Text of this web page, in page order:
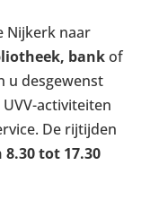
Nijkerk naar
bankof
u desgewenst
activiteiten
De rijtijden
tot 17.30